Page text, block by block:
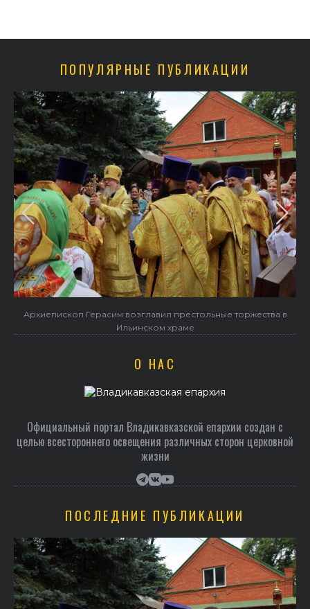
ПОПУЛЯРНЫЕ ПУБЛИКАЦИИ
Архиепископ Герасим возглавил престольные торжества в
Ильинском храме
О НАС
Официальный портал Владикавказской епархии создан c
целью всестороннего освещения различных сторон церковной
жизни
ПОСЛЕДНИЕ ПУБЛИКАЦИИ